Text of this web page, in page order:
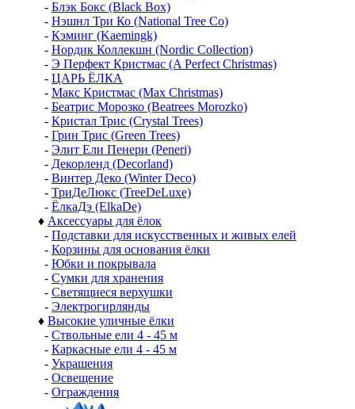
- Блэк Бокс (Black Box)
- Нэшнл Три Ко (National Tree Co)
- Кэминг (Kaemingk)
- Нордик Коллекшн (Nordic Collection)
- Э Перфект Кристмас (A Perfect Christmas)
- ЦАРЬ ЁЛКА
- Макс Кристмас (Max Christmas)
- Беатрис Морозко (Beatrees Morozko)
- Кристал Трис (Crystal Trees)
- Грин Трис (Green Trees)
- Элит Ели Пенери (Peneri)
- Декорленд (Decorland)
- Винтер Деко (Winter Deco)
- ТриДеЛюкс (TreeDeLuxe)
- ЁлкаДэ (ElkaDe)
♦ Аксессуары для ёлок
- Подставки для искусственных и живых елей
- Корзины для основания ёлки
- Юбки и покрывала
- Сумки для хранения
- Светящиеся верхушки
- Электрогирлянды
♦ Высокие уличные ёлки
- Ствольные ели 4 - 45 м
- Каркасные ели 4 - 45 м
- Украшения
- Освещение
- Ограждения